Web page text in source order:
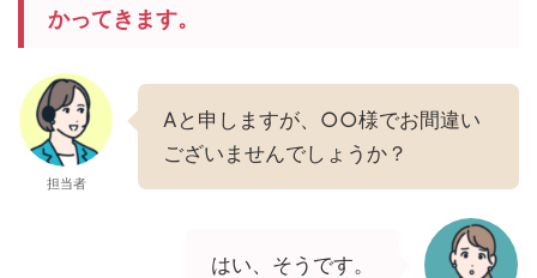
かってきます。
担当者
Aと申しますが、○○様でお間違い
ございませんでしょうか？
はい、そうです。